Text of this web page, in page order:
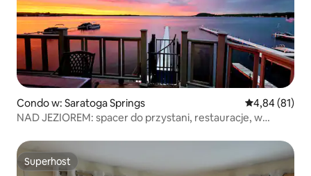
Condo w: Saratoga Springs Średnia
4,84 (81)
NAD JEZIOREM: spacer do przystani, restauracje, w
Superhost
Superhost